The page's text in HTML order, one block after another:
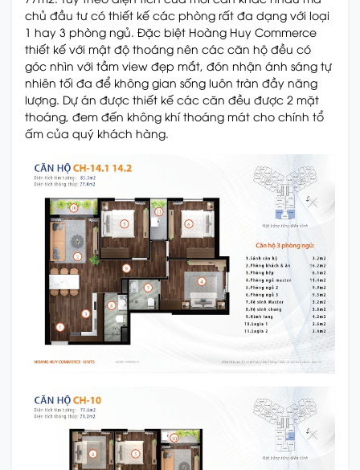
chủ đầu tư có thiết kế các phòng rất đa dạng với loại
1 hay 3 phòng ngủ. Đặc biệt Hoàng Huy Commerce
thiết kế với mật độ thoáng nên các căn hộ đều có
góc nhìn với tầm view đẹp mắt, đón nhận ánh sáng tự
nhiên tối đa để không gian sống luôn tràn đầy năng
lượng. Dự án được thiết kế các căn đều được 2 mặt
thoáng, đem đến không khí thoáng mát cho chính tổ
ấm của quý khách hàng.